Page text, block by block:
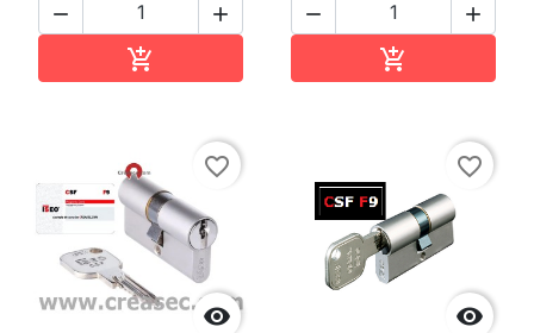
 

 


favorite_border

favorite_border